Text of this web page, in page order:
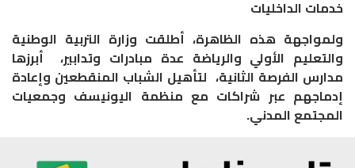
خدمات الداخليات
ولمواجهة هذه الظاهرة، أطلقت وزارة التربية الوطنية
والتعليم الأولي والرياضة عدة مبادرات وتدابير، أبرزها
مدارس الفرصة الثانية، لتأهيل الشباب المنقطعين وإعادة
إدماجهم عبر شراكات مع منظمة اليونيسف وجمعيات
المجتمع المدني.